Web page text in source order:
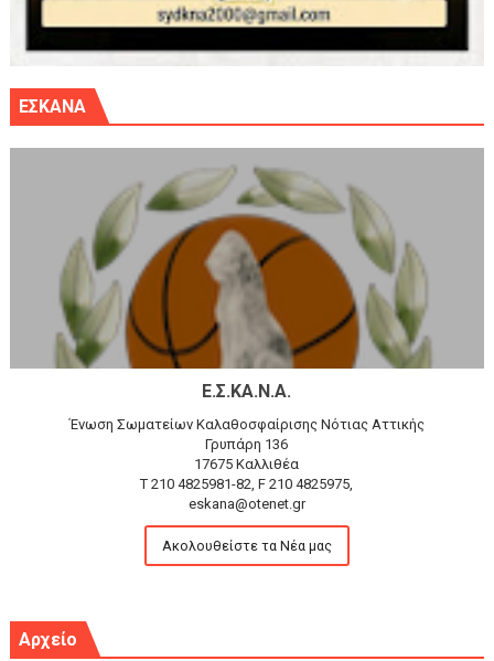
ΕΣΚΑΝΑ
Ε.Σ.ΚΑ.Ν.Α.
Ένωση Σωματείων Καλαθοσφαίρισης Νότιας Αττικής
Γρυπάρη 136
17675 Καλλιθέα
T 210 4825981-82, F 210 4825975,
eskana@otenet.gr
Ακολουθείστε τα Νέα μας
Αρχείο